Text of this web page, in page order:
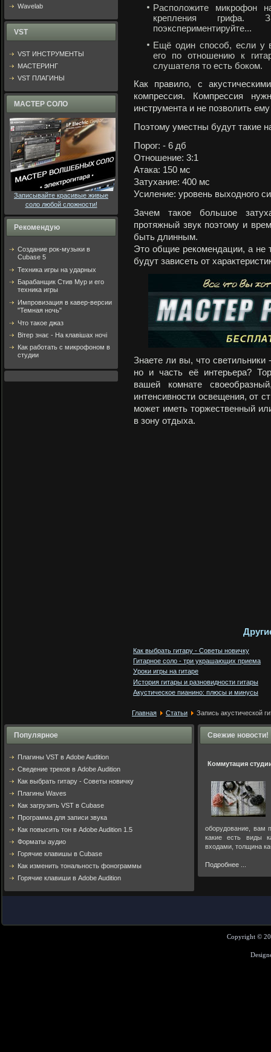
Wavelab
VST
VST ИНСТРУМЕНТЫ
МАСТЕРИНГ
VST ПЛАГИНЫ
МАСТЕР СОЛО
Записывайте красивые живые
соло любой сложности!
Рекомендую
Создание рок-музыки в
Cubase 5
Техника игры на ударных
Барабанщик Стив Мур и его
техника игры
Импровизация в кавер-версии
"Темная ночь"
Что такое джаз
Вітер знає - На клавішах ночі
Как работать с микрофоном в
студии
Расположите микрофон
крепления грифа.
поэкспериментируйте...
Ещё один способ, если у
его по отношению к
слушателя то есть боком.
Как правило, с
компрессия. Компрессия
инструмента и не позволить
Поэтому уместны будут такие
Порог: - 6 дб
Отношение: 3:1
Атака: 150 мс
Затухание: 400 мс
Усиление: уровень выходного
Зачем такое большое
протяжный звук поэтому и
быть длинным.
Это общие рекомендации, а не
будут зависеть от
Знаете ли вы, что
но и часть её интерьера?
вашей комнате
интенсивности освещения, от
может иметь торжественный
в зону отдыха.
Как выбрать гитару - Советы новичку
Гитарное соло - три украшающих приема
Уроки игры на гитаре
История гитары и разновидности гитары
Акустическое пианино: плюсы и минусы
Главная Статьи Запись акустической
Популярное
Плагины VST в Adobe Audition
Cведение треков в Adobe Audition
Как выбрать гитару - Советы новичку
Плагины Waves
Как загрузить VST в Cubase
Программа для записи звука
Как повысить тон в Adobe Audition 1.5
Форматы аудио
Горячие клавишы в Cubase
Как изменить тональность фонограммы
Горячие клавиши в Adobe Audition
Свежие новости!
Коммутация
оборудование, вам
какие есть виды
входами, толщина
Подробнее ...
Copyright ©